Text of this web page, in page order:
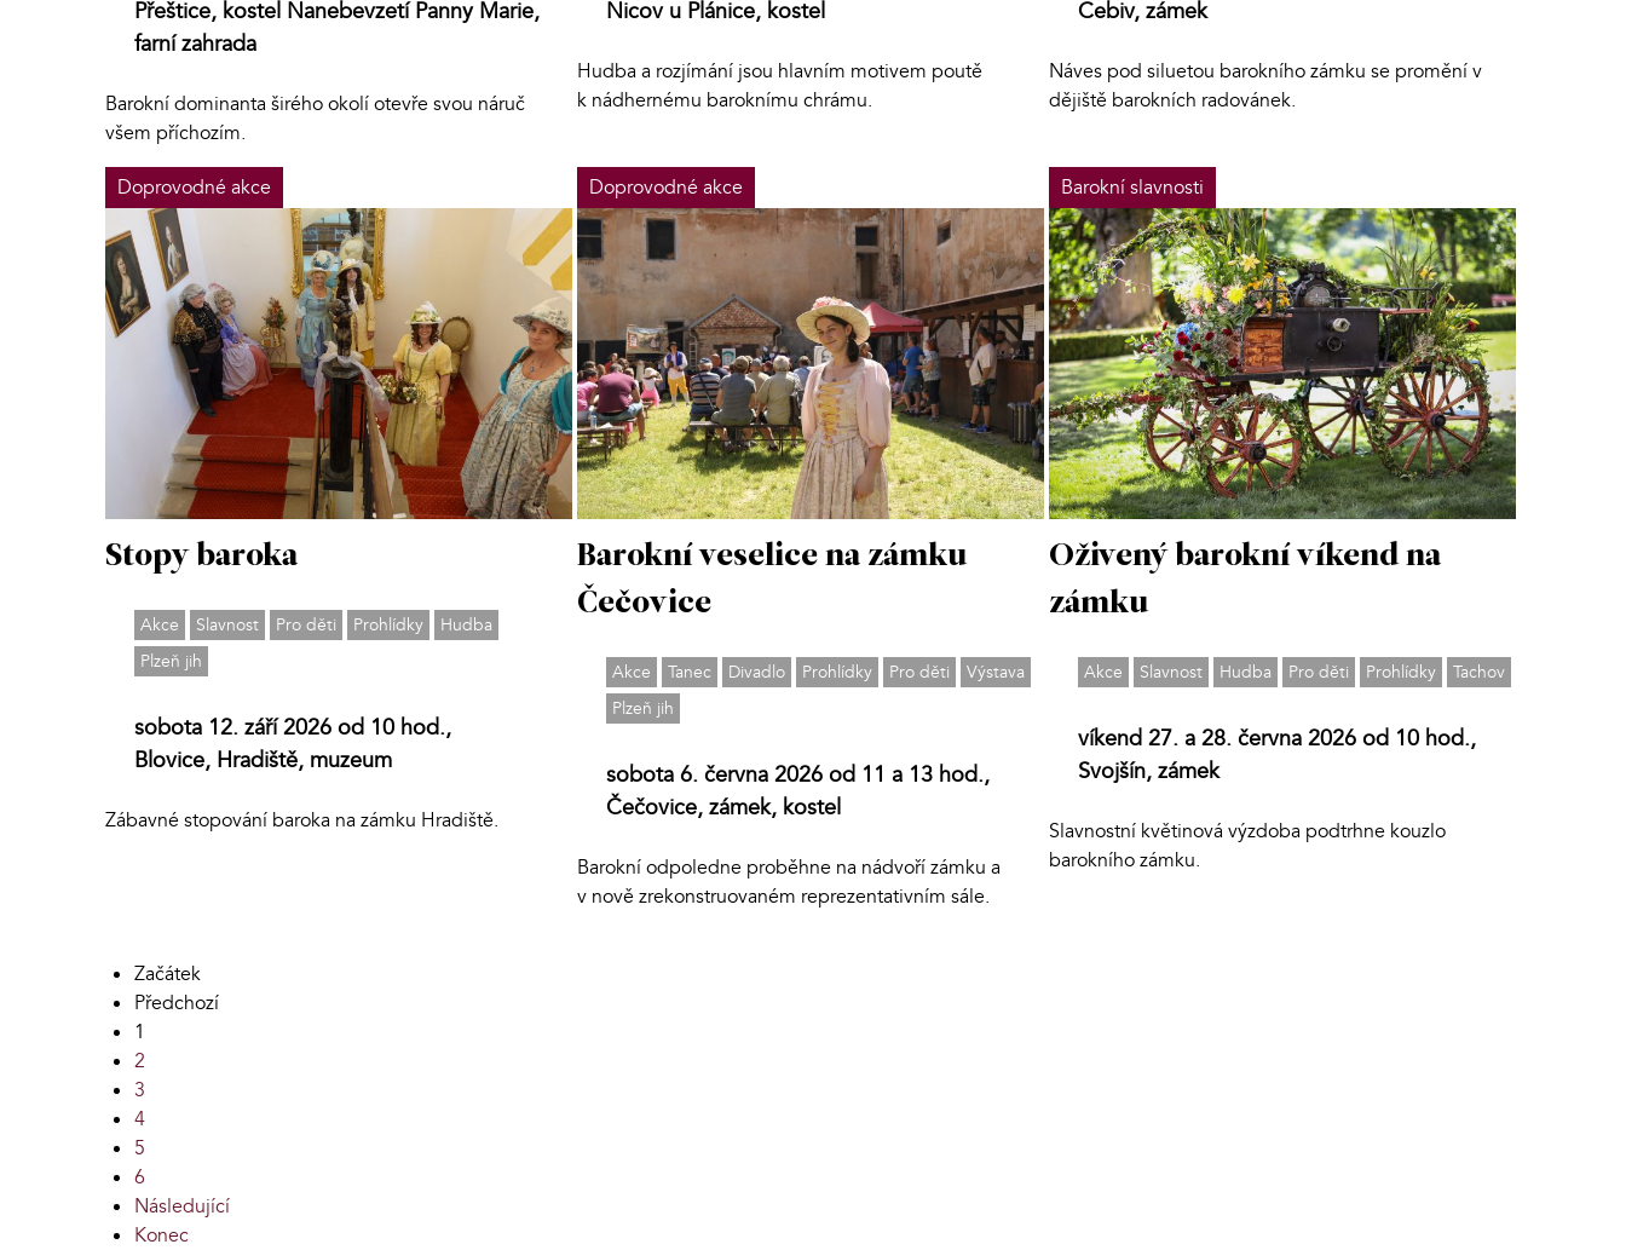
Přeštice, kostel Nanebevzetí Panny Marie,
farní zahrada
Barokní dominanta širého okolí otevře svou náruč
všem příchozím.
Nicov u Plánice, kostel
Hudba a rozjímání jsou hlavním motivem poutě
k nádhernému baroknímu chrámu.
Cebiv, zámek
Náves pod siluetou barokního zámku se promění v
dějiště barokních radovánek.
Doprovodné akce
Stopy baroka
Akce Slavnost Pro děti Prohlídky
Hudba
Plzeň jih
sobota 12. září 2026 od 10 hod.,
Blovice, Hradiště, muzeum
Zábavné stopování baroka na zámku Hradiště.
Doprovodné akce
Barokní veselice na zámku
Čečovice
Akce Tanec Divadlo Prohlídky Pro děti
Výstava
Plzeň jih
sobota 6. června 2026 od 11 a 13 hod.,
Čečovice, zámek, kostel
Barokní odpoledne proběhne na nádvoří zámku a
v nově zrekonstruovaném reprezentativním sále.
Barokní slavnosti
Oživený barokní víkend na
zámku
Akce Slavnost Hudba Pro děti Prohlídky Tachov
víkend 27. a 28. června 2026 od 10 hod.,
Svojšín, zámek
Slavnostní květinová výzdoba podtrhne kouzlo
barokního zámku.
Začátek
Předchozí
1
2
3
4
5
6
Následující
Konec